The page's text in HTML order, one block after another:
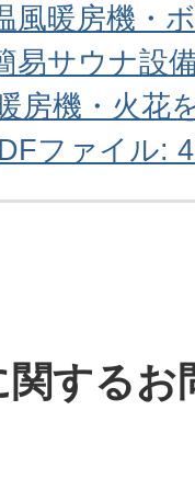
風暖房機・
易サウナ設
房機・火花
ファイル:
関するお